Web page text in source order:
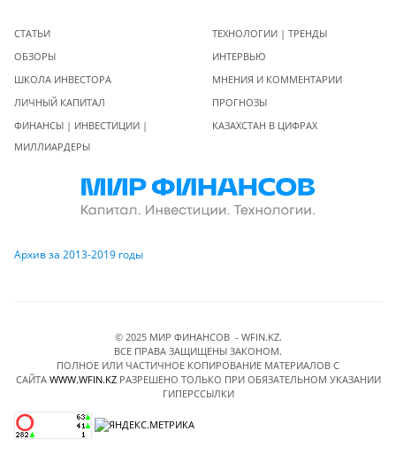
СТАТЬИ
ОБЗОРЫ
ШКОЛА ИНВЕСТОРА
ЛИЧНЫЙ КАПИТАЛ
ФИНАНСЫ | ИНВЕСТИЦИИ |
МИЛЛИАРДЕРЫ
ТЕХНОЛОГИИ | ТРЕНДЫ
ИНТЕРВЬЮ
МНЕНИЯ И КОММЕНТАРИИ
ПРОГНОЗЫ
КАЗАХСТАН В ЦИФРАХ
Архив за 2013-2019 годы
© 2025 МИР ФИНАНСОВ - WFIN.KZ.
ВСЕ ПРАВА ЗАЩИЩЕНЫ ЗАКОНОМ.
ПОЛНОЕ ИЛИ ЧАСТИЧНОЕ КОПИРОВАНИЕ МАТЕРИАЛОВ C
САЙТА WWW.WFIN.KZРАЗРЕШЕНО ТОЛЬКО ПРИ ОБЯЗАТЕЛЬНОМ УКАЗАНИИ
ГИПЕРССЫЛКИ